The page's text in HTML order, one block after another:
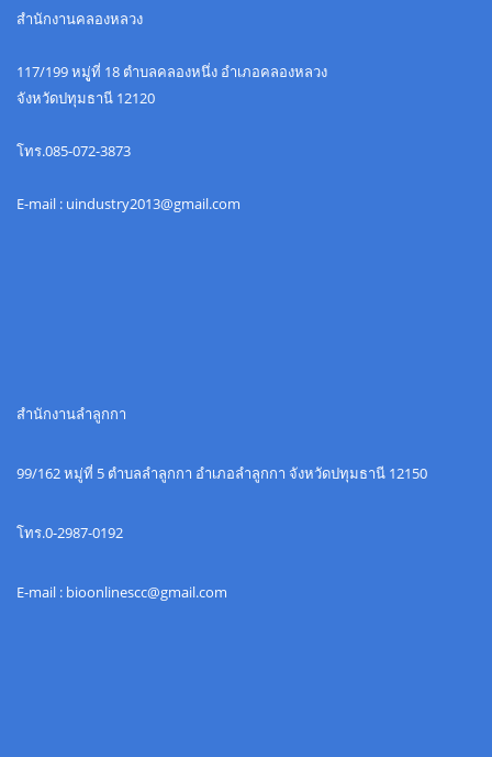
สำนักงานคลองหลวง
117/199 หมูู่ที่ 18 ตำบลคลองหนึ่ง อำเภอคลองหลวง
จังหวัดปทุมธานี 12120
โทร.085-072-3873
E-mail : uindustry2013@gmail.com
สำนักงานลำลูกกา
99/162 หมู่ที่ 5 ตำบลลำลูกกา อำเภอลำลูกกา จังหวัดปทุมธานี 12150
โทร.0-2987-0192
E-mail : bioonlinescc@gmail.com